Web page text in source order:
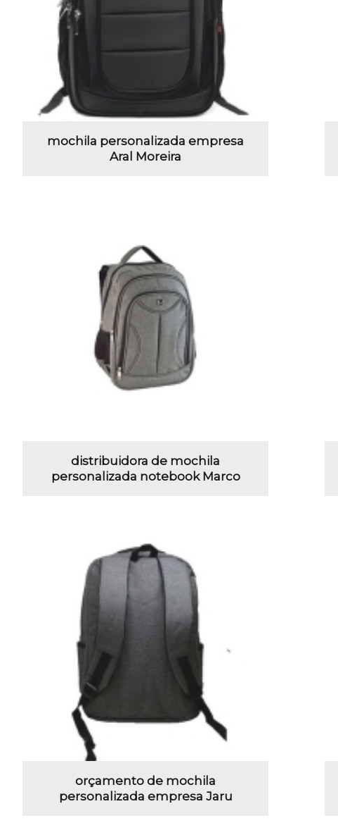
mochila personalizada empresa
Aral Moreira
distribuidora de mochila
personalizada notebook Marco
orçamento de mochila
personalizada empresa Jaru